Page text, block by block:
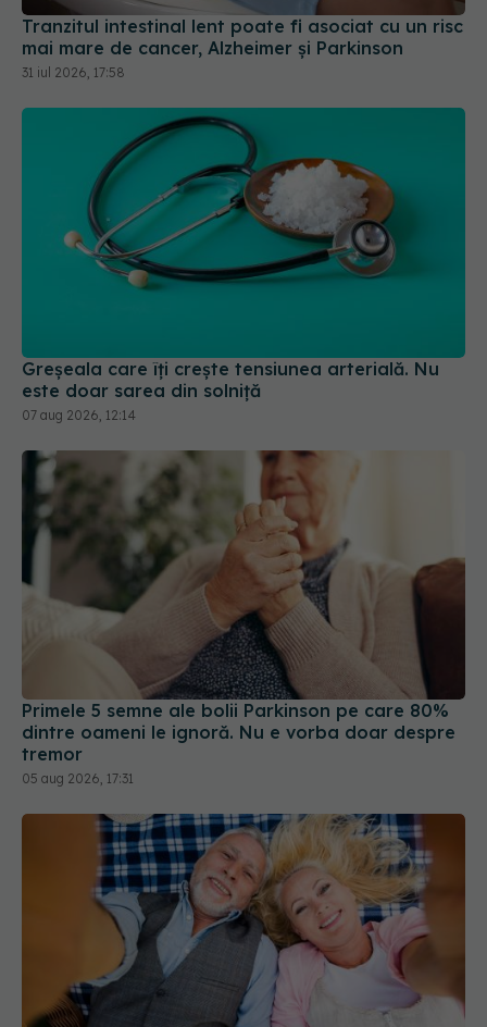
Greșeala care îți crește tensiunea arterială. Nu
Primele 5 semne ale bolii Parkinson pe care 80%
dintre oameni le ignoră. Nu e vorba doar despre
05 aug 2026, 17:31
Trei lucruri pe care trebuie să le faci după 45 de
ani ca să întârzii demența cu până la 13 ani